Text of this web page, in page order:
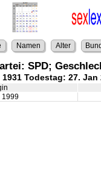
Namen Alter
SPD;
Todestag: 27. Jan
1999